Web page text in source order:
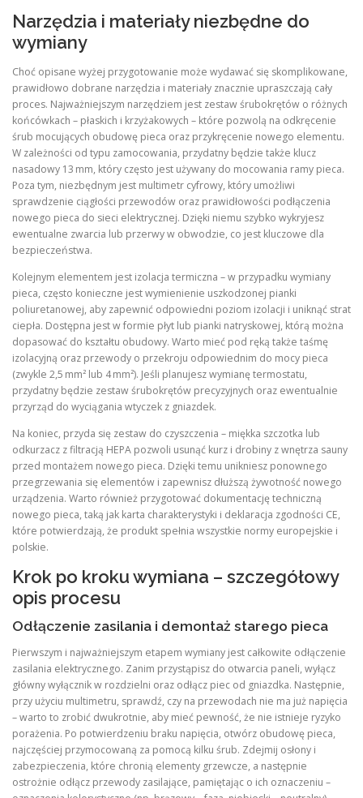
Narzędzia i materiały niezbędne do
wymiany
Choć opisane wyżej przygotowanie może wydawać się skomplikowane,
prawidłowo dobrane narzędzia i materiały znacznie upraszczają cały
proces. Najważniejszym narzędziem jest zestaw śrubokrętów o różnych
końcówkach – płaskich i krzyżakowych – które pozwolą na odkręcenie
śrub mocujących obudowę pieca oraz przykręcenie nowego elementu.
W zależności od typu zamocowania, przydatny będzie także klucz
nasadowy 13 mm, który często jest używany do mocowania ramy pieca.
Poza tym, niezbędnym jest multimetr cyfrowy, który umożliwi
sprawdzenie ciągłości przewodów oraz prawidłowości podłączenia
nowego pieca do sieci elektrycznej. Dzięki niemu szybko wykryjesz
ewentualne zwarcia lub przerwy w obwodzie, co jest kluczowe dla
bezpieczeństwa.
Kolejnym elementem jest izolacja termiczna – w przypadku wymiany
pieca, często konieczne jest wymienienie uszkodzonej pianki
poliuretanowej, aby zapewnić odpowiedni poziom izolacji i uniknąć strat
ciepła. Dostępna jest w formie płyt lub pianki natryskowej, którą można
dopasować do kształtu obudowy. Warto mieć pod ręką także taśmę
izolacyjną oraz przewody o przekroju odpowiednim do mocy pieca
(zwykle 2,5 mm² lub 4 mm²). Jeśli planujesz wymianę termostatu,
przydatny będzie zestaw śrubokrętów precyzyjnych oraz ewentualnie
przyrząd do wyciągania wtyczek z gniazdek.
Na koniec, przyda się zestaw do czyszczenia – miękka szczotka lub
odkurzacz z filtracją HEPA pozwoli usunąć kurz i drobiny z wnętrza sauny
przed montażem nowego pieca. Dzięki temu unikniesz ponownego
przegrzewania się elementów i zapewnisz dłuższą żywotność nowego
urządzenia. Warto również przygotować dokumentację techniczną
nowego pieca, taką jak karta charakterystyki i deklaracja zgodności CE,
które potwierdzają, że produkt spełnia wszystkie normy europejskie i
polskie.
Krok po kroku wymiana – szczegółowy
opis procesu
Odłączenie zasilania i demontaż starego pieca
Pierwszym i najważniejszym etapem wymiany jest całkowite odłączenie
zasilania elektrycznego. Zanim przystąpisz do otwarcia paneli, wyłącz
główny wyłącznik w rozdzielni oraz odłącz piec od gniazdka. Następnie,
przy użyciu multimetru, sprawdź, czy na przewodach nie ma już napięcia
– warto to zrobić dwukrotnie, aby mieć pewność, że nie istnieje ryzyko
porażenia. Po potwierdzeniu braku napięcia, otwórz obudowę pieca,
najczęściej przymocowaną za pomocą kilku śrub. Zdejmij osłony i
zabezpieczenia, które chronią elementy grzewcze, a następnie
ostrożnie odłącz przewody zasilające, pamiętając o ich oznaczeniu –